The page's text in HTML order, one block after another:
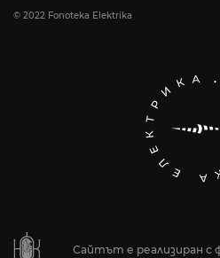
© 2022 Fonoteka Elektrika
Сайтът е реализиран с